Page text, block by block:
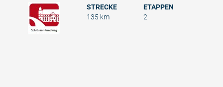
STRECKE
135 km
ETAPPEN
2